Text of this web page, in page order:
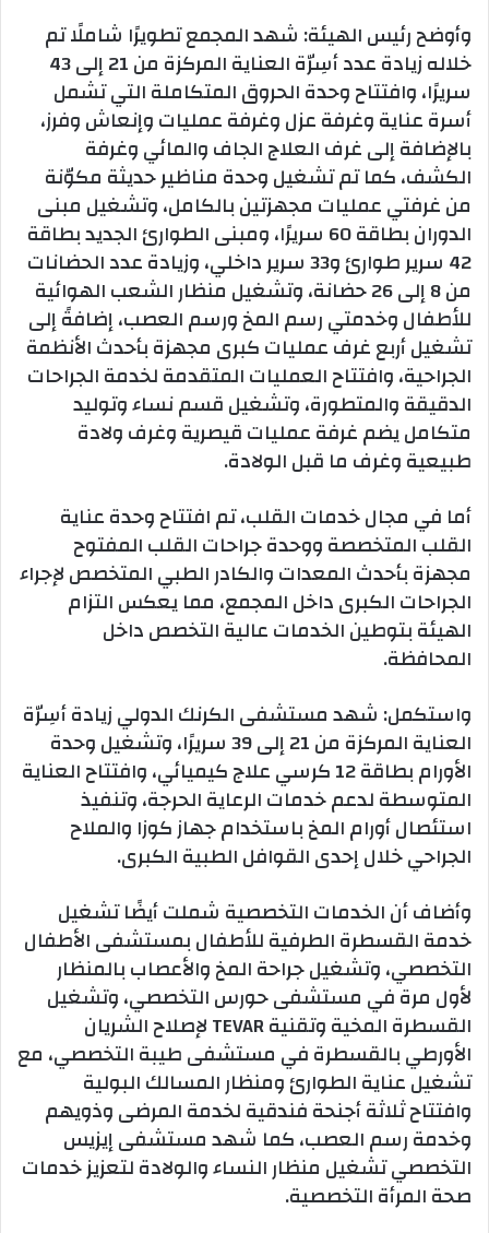
وأوضح رئيس الهيئة: شهد المجمع تطويرًا شاملًا تم
خلاله زيادة عدد أسِرّة العناية المركزة من 21 إلى 43
سريرًا، وافتتاح وحدة الحروق المتكاملة التي تشمل
أسرة عناية وغرفة عزل وغرفة عمليات وإنعاش وفرز،
بالإضافة إلى غرف العلاج الجاف والمائي وغرفة
الكشف، كما تم تشغيل وحدة مناظير حديثة مكوّنة
من غرفتي عمليات مجهزتين بالكامل، وتشغيل مبنى
الدوران بطاقة 60 سريرًا، ومبنى الطوارئ الجديد بطاقة
42 سرير طوارئ و33 سرير داخلي، وزيادة عدد الحضانات
من 8 إلى 26 حضانة، وتشغيل منظار الشعب الهوائية
للأطفال وخدمتي رسم المخ ورسم العصب، إضافةً إلى
تشغيل أربع غرف عمليات كبرى مجهزة بأحدث الأنظمة
الجراحية، وافتتاح العمليات المتقدمة لخدمة الجراحات
الدقيقة والمتطورة، وتشغيل قسم نساء وتوليد
متكامل يضم غرفة عمليات قيصرية وغرف ولادة
طبيعية وغرف ما قبل الولادة.
أما في مجال خدمات القلب، تم افتتاح وحدة عناية
القلب المتخصصة ووحدة جراحات القلب المفتوح
مجهزة بأحدث المعدات والكادر الطبي المتخصص لإجراء
الجراحات الكبرى داخل المجمع، مما يعكس التزام
الهيئة بتوطين الخدمات عالية التخصص داخل
المحافظة.
واستكمل: شهد مستشفى الكرنك الدولي زيادة أسِرّة
العناية المركزة من 21 إلى 39 سريرًا، وتشغيل وحدة
الأورام بطاقة 12 كرسي علاج كيميائي، وافتتاح العناية
المتوسطة لدعم خدمات الرعاية الحرجة، وتنفيذ
استئصال أورام المخ باستخدام جهاز كوزا والملاح
الجراحي خلال إحدى القوافل الطبية الكبرى.
وأضاف أن الخدمات التخصصية شملت أيضًا تشغيل
خدمة القسطرة الطرفية للأطفال بمستشفى الأطفال
التخصصي، وتشغيل جراحة المخ والأعصاب بالمنظار
لأول مرة في مستشفى حورس التخصصي، وتشغيل
القسطرة المخية وتقنية TEVAR لإصلاح الشريان
الأورطي بالقسطرة في مستشفى طيبة التخصصي، مع
تشغيل عناية الطوارئ ومنظار المسالك البولية
وافتتاح ثلاثة أجنحة فندقية لخدمة المرضى وذويهم
وخدمة رسم العصب، كما شهد مستشفى إيزيس
التخصصي تشغيل منظار النساء والولادة لتعزيز خدمات
صحة المرأة التخصصية.